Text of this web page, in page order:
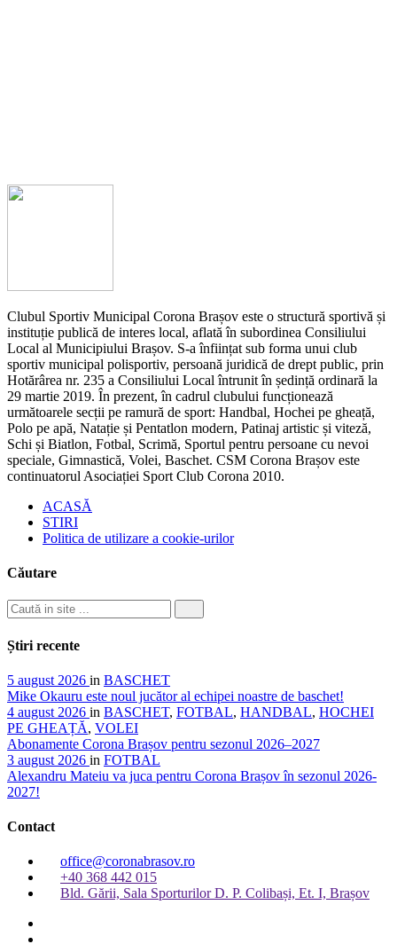
Clubul Sportiv Municipal Corona Brașov este o structură sportivă și
instituție publică de interes local, aflată în subordinea Consiliului
Local al Municipiului Brașov. S-a înființat sub forma unui club
sportiv municipal polisportiv, persoană juridică de drept public, prin
Hotărârea nr. 235 a Consiliului Local întrunit în ședință ordinară la
29 martie 2019. În prezent, în cadrul clubului funcționează
următoarele secții pe ramură de sport: Handbal, Hochei pe gheață,
Polo pe apă, Natație și Pentatlon modern, Patinaj artistic și viteză,
Schi și Biatlon, Fotbal, Scrimă, Sportul pentru persoane cu nevoi
speciale, Gimnastică, Volei, Baschet. CSM Corona Brașov este
continuatorul Asociației Sport Club Corona 2010.
ACASĂ
STIRI
Politica de utilizare a cookie-urilor
Căutare
Știri recente
5 august 2026 in BASCHET
Mike Okauru este noul jucător al echipei noastre de baschet!
4 august 2026 in BASCHET, FOTBAL, HANDBAL, HOCHEI
PE GHEAȚĂ, VOLEI
Abonamente Corona Brașov pentru sezonul 2026–2027
3 august 2026 in FOTBAL
Alexandru Mateiu va juca pentru Corona Brașov în sezonul 2026-
2027!
Contact
office@coronabrasov.ro
+40 368 442 015
Bld. Gării, Sala Sporturilor D. P. Colibași, Et. I, Brașov